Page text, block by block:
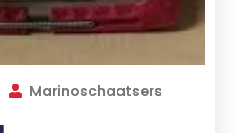
Marinoschaatsers